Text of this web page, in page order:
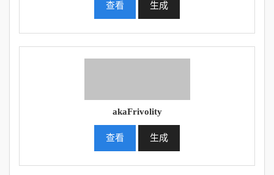
查看 生成
akaFrivolity
查看 生成